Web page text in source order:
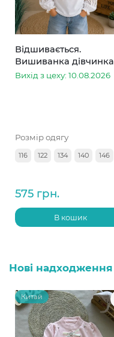
Відшивається.
Вишиванка дівчинка
колоски
Вихід з цеху: 10.08.2026
Розмір одягу
116 122 134 140 146
575 грн.
В кошик
Нові надходження
Китай